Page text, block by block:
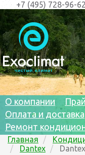
+7 (495) 728-96-62
О компании
Оплата и доставка
Ремонт
Главная
Dantex